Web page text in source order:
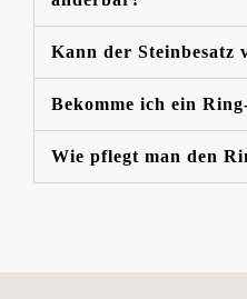
Kann der Steinbesatz
Bekomme ich ein
Wie pflegt man den